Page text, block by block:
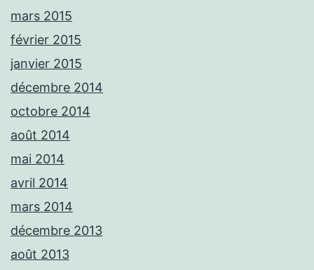
mars 2015
février 2015
janvier 2015
décembre 2014
octobre 2014
août 2014
mai 2014
avril 2014
mars 2014
décembre 2013
août 2013